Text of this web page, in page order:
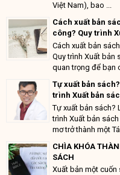
Việt Nam), bao ...
Cách xuất bản
công? Quy trình
Cách xuất bản
Quy trình Xuất bản
quan trọng để bạn
Tự xuất bản
trình Xuất bản
Tự xuất bản sách?
trình Xuất bản
mơ trở thành một
CHÌA KHÓA
SÁCH
Xuất bản một